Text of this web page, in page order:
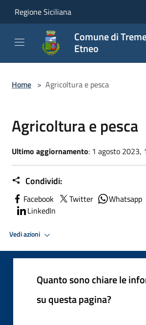
Regione Siciliana
Comune di
Etneo
Home > Agricoltura e pesca
Agricoltura e pesca
Ultimo aggiornamento: 1 agosto 2023,
Condividi:
Facebook Twitter Whatsapp
LinkedIn
Vedi azioni
Quanto sono chiare le
su questa pagina?